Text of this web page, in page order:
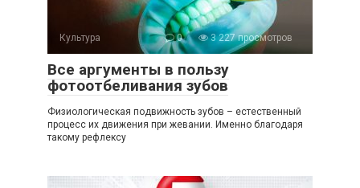
Культура 0 3 227 просмотров
Все аргументы в пользу
фотоотбеливания зубов
Физиологическая подвижность зубов – естественный
процесс их движения при жевании. Именно благодаря
такому рефлексу